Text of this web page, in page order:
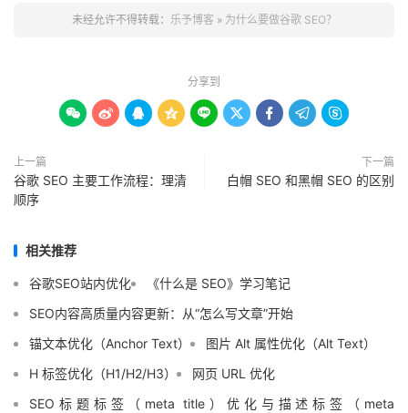
未经允许不得转载： 乐予博客 » 为什么要做谷歌 SEO？
分享到
        
上一篇
谷歌 SEO 主要工作流程：理清
顺序
下一篇
白帽 SEO 和黑帽 SEO 的区别
相关推荐
谷歌SEO站内优化
《什么是 SEO》学习笔记
SEO内容高质量内容更新：从“怎么写文章”开始
锚文本优化（Anchor Text）
图片 Alt 属性优化（Alt Text）
H 标签优化（H1/H2/H3）
网页 URL 优化
SEO标题标签（meta title）优化与描述标签（meta